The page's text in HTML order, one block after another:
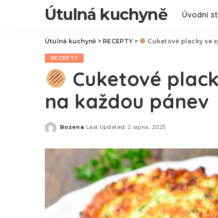
Útulná kuchyně Úvodní
Útulná kuchyně > RECEPTY> Cuketové placky se
RECEPTY
Cuketové
na každou pánev
Posted
Bozena Last Updated: 2 srpna, 2025